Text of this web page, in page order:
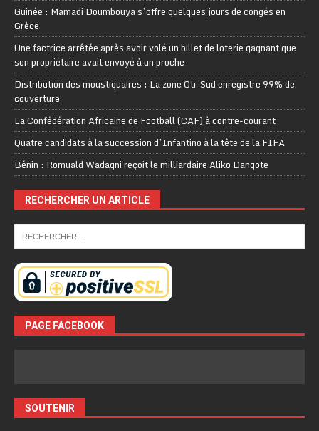
Guinée : Mamadi Doumbouya s’offre quelques jours de congés en
Grèce
Une factrice arrêtée après avoir volé un billet de loterie gagnant que
son propriétaire avait envoyé à un proche
Distribution des moustiquaires : La zone Oti-Sud enregistre 99% de
couverture
La Confédération Africaine de Football (CAF) à contre-courant
Quatre candidats à la succession d’Infantino à la tête de la FIFA
Bénin : Romuald Wadagni reçoit le milliardaire Aliko Dangote
RECHERCHER UN ARTICLE
PAGE FACEBOOK
SOUTENIR